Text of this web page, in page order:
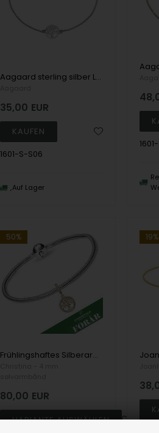
Aagaard sterling silber Lebensbaum-Armband
35,00 EUR
1601-S-S06
Auf Lager
50%
Frühlingshaftes Silberarmband von Christina mit versilbertem Anhänger "Baum des Lebens" und Diamant
80,00 EUR
19%